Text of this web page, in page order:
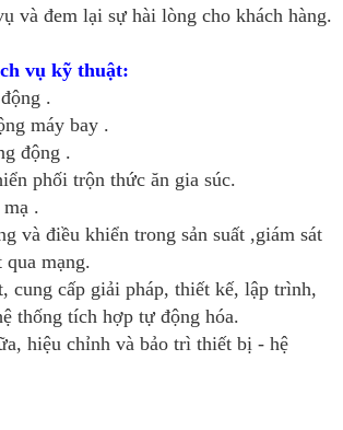
và đem lại sự hài lòng cho khách hàng.
vụ kỹ thuật:
.
máy bay .
động .
phối trộn thức ăn gia súc.
.
và điều khiển trong sản suất ,giám sát
qua mạng.
cung cấp giải pháp, thiết kế, lập trình,
thống tích hợp tự động hóa.
hiệu chỉnh và bảo trì thiết bị - hệ